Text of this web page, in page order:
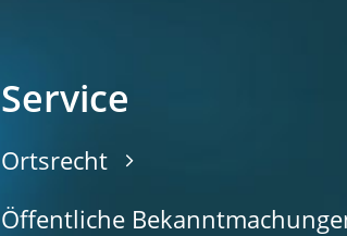
Service
Ortsrecht
Öffentliche